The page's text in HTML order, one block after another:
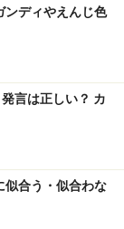
あります。ど
しすぎて、白
ます。一方、
よりも穏やか
で、組み合わ
な印象を醸し
ンディやえんじ色
言は正しい？ カ
似合う・似合わな